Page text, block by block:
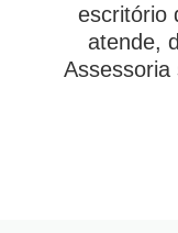
escritório
atende,
Assessoria